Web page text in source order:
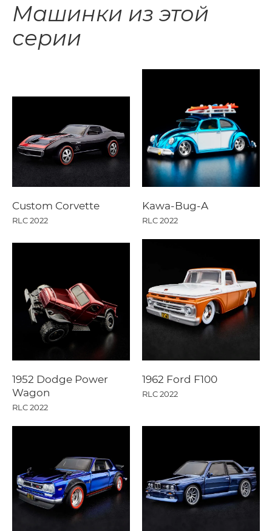
Машинки из этой
серии
Custom Corvette
RLC 2022
Kawa-Bug-A
RLC 2022
1952 Dodge Power
Wagon
RLC 2022
1962 Ford F100
RLC 2022